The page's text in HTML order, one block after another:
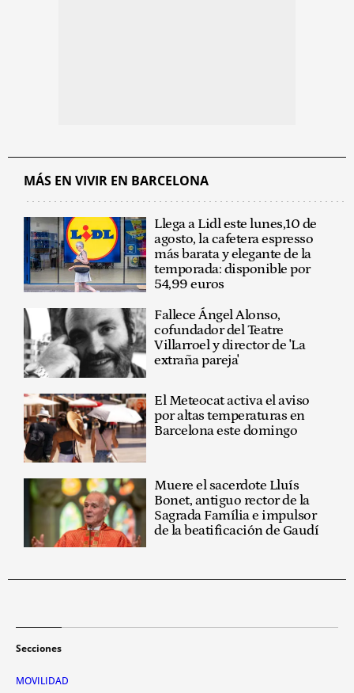
MÁS EN VIVIR EN BARCELONA
Llega a Lidl este lunes,10 de
agosto, la cafetera espresso
más barata y elegante de la
temporada: disponible por
54,99 euros
Fallece Ángel Alonso,
cofundador del Teatre
Villarroel y director de 'La
extraña pareja'
El Meteocat activa el aviso
por altas temperaturas en
Barcelona este domingo
Muere el sacerdote Lluís
Bonet, antiguo rector de la
Sagrada Família e impulsor
de la beatificación de Gaudí
Secciones
MOVILIDAD